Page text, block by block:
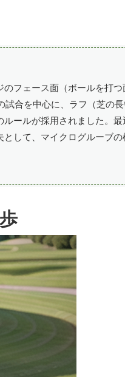
フェース面（ボールを打
合を中心に、ラフ（芝の
ールが採用されました。最
して、マイクログルーブ